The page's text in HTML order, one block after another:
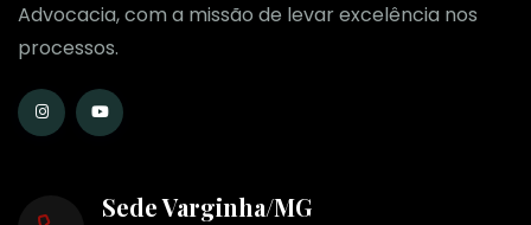
Advocacia, com a missão de levar excelência nos
processos.
Sede Varginha/MG